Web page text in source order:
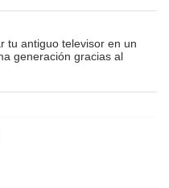
tu antiguo televisor en un
generación gracias al